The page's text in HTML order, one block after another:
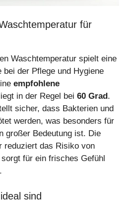
für
Waschtemperatur spielt eine
bei der Pflege und Hygiene
empfohlene
liegt in der Regel bei 60 Grad .
sicher, dass Bakterien und
werden, was besonders für
großer Bedeutung ist. Die
reduziert das Risiko von
für ein frisches Gefühl
sind